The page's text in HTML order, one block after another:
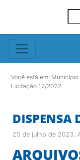
Você está em: Município
Licitação 12/2022
DISPENSA
25 de julho de 2023.